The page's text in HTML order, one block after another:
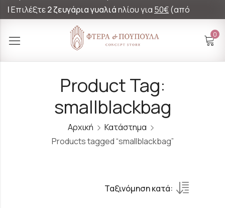
|Επιλέξτε2 ζευγάρια γυαλιάηλίου για 50€(από
0
Product Tag:
smallblackbag
Αρχική
Κατάστημα
Products tagged “smallblackbag”
Ταξινόμηση κατά: